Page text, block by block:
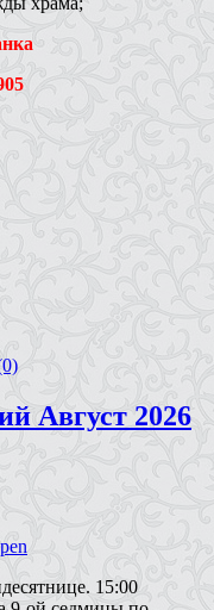
Август 2026
15:00